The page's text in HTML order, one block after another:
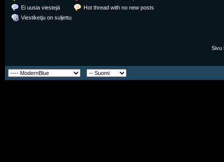
Ei uusia viestejä
Hot thread with no new posts
Viestiketju on suljettu
Sivu